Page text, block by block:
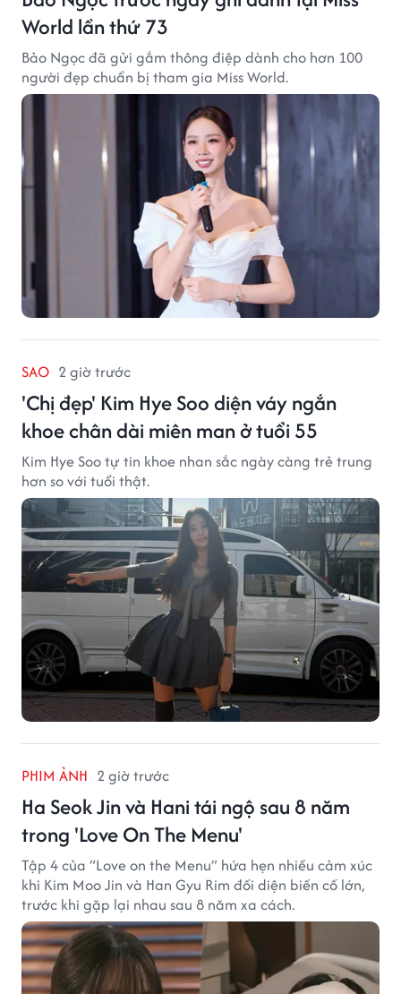
World lần thứ 73
Bảo Ngọc đã gửi gắm thông điệp dành cho hơn 100
người đẹp chuẩn bị tham gia Miss World.
SAO 2 giờ trước
'Chị đẹp' Kim Hye Soo diện váy ngắn
khoe chân dài miên man ở tuổi 55
Kim Hye Soo tự tin khoe nhan sắc ngày càng trẻ trung
hơn so với tuổi thật.
PHIM ẢNH 2 giờ trước
Ha Seok Jin và Hani tái ngộ sau 8 năm
trong 'Love On The Menu'
Tập 4 của “Love on the Menu” hứa hẹn nhiều cảm xúc
khi Kim Moo Jin và Han Gyu Rim đối diện biến cố lớn,
trước khi gặp lại nhau sau 8 năm xa cách.